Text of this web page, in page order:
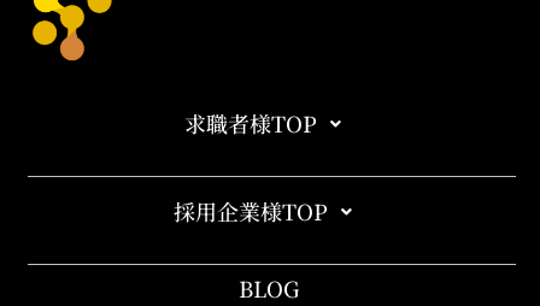
求職者様TOP
採用企業様TOP
BLOG